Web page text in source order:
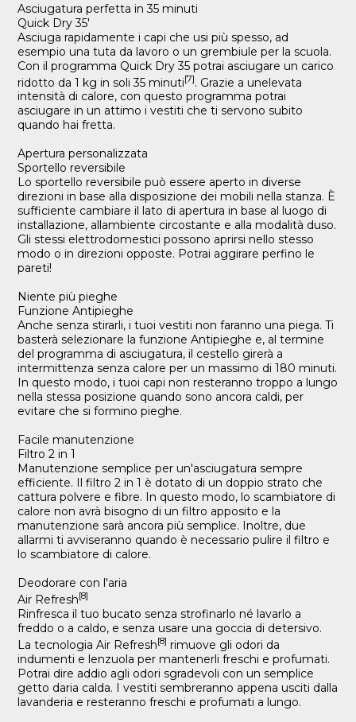
Asciugatura perfetta in 35 minuti
Quick Dry 35'
Asciuga rapidamente i capi che usi più spesso, ad
esempio una tuta da lavoro o un grembiule per la scuola.
Con il programma Quick Dry 35 potrai asciugare un carico
ridotto da 1 kg in soli 35 minuti[7]. Grazie a unelevata
intensità di calore, con questo programma potrai
asciugare in un attimo i vestiti che ti servono subito
quando hai fretta.
Apertura personalizzata
Sportello reversibile
Lo sportello reversibile può essere aperto in diverse
direzioni in base alla disposizione dei mobili nella stanza. È
sufficiente cambiare il lato di apertura in base al luogo di
installazione, allambiente circostante e alla modalità duso.
Gli stessi elettrodomestici possono aprirsi nello stesso
modo o in direzioni opposte. Potrai aggirare perfino le
pareti!
Niente più pieghe
Funzione Antipieghe
Anche senza stirarli, i tuoi vestiti non faranno una piega. Ti
basterà selezionare la funzione Antipieghe e, al termine
del programma di asciugatura, il cestello girerà a
intermittenza senza calore per un massimo di 180 minuti.
In questo modo, i tuoi capi non resteranno troppo a lungo
nella stessa posizione quando sono ancora caldi, per
evitare che si formino pieghe.
Facile manutenzione
Filtro 2 in 1
Manutenzione semplice per un'asciugatura sempre
efficiente. Il filtro 2 in 1 è dotato di un doppio strato che
cattura polvere e fibre. In questo modo, lo scambiatore di
calore non avrà bisogno di un filtro apposito e la
manutenzione sarà ancora più semplice. Inoltre, due
allarmi ti avviseranno quando è necessario pulire il filtro e
lo scambiatore di calore.
Deodorare con l'aria
Air Refresh[8]
Rinfresca il tuo bucato senza strofinarlo né lavarlo a
freddo o a caldo, e senza usare una goccia di detersivo.
La tecnologia Air Refresh[8] rimuove gli odori da
indumenti e lenzuola per mantenerli freschi e profumati.
Potrai dire addio agli odori sgradevoli con un semplice
getto daria calda. I vestiti sembreranno appena usciti dalla
lavanderia e resteranno freschi e profumati a lungo.